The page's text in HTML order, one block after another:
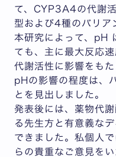
て、CYP3A4の代謝
型および4種のバリア
本研究によって、pH
ても、主に最大反応
代謝活性に影響をも
pHの影響の程度は、
とを見出しました。
発表後には、薬物代
る先生方と有意義な
できました。私個人
らの貴重なご意見を